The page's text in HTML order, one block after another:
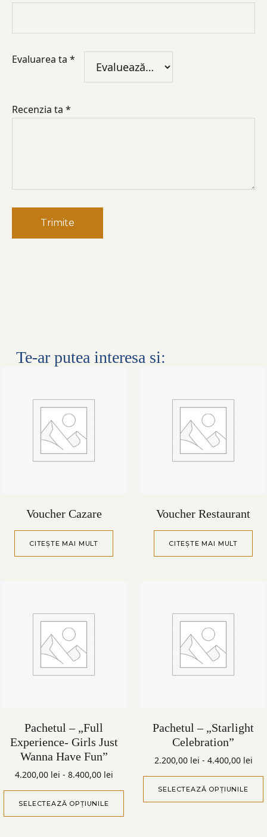
Evaluarea ta *
Recenzia ta *
Te-ar putea interesa si:
Voucher Cazare
CITEȘTE MAI MULT
Voucher Restaurant
CITEȘTE MAI MULT
Pachetul – „Full
Experience- Girls Just
Wanna Have Fun”
4.200,00 lei - 8.400,00 lei
SELECTEAZĂ OPȚIUNILE
Pachetul – „Starlight
Celebration”
2.200,00 lei - 4.400,00 lei
SELECTEAZĂ OPȚIUNILE